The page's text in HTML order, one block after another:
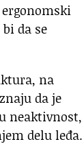
da se
na
da je
neaktivnost,
delu leđa.